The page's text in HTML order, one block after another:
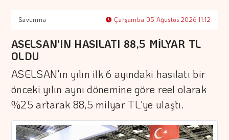
Savunma Çarşamba 05 Ağustos 2026 11:12
ASELSAN'IN HASILATI 88,5 MİLYAR TL
OLDU
ASELSAN'ın yılın ilk 6 ayındaki hasılatı bir
önceki yılın aynı dönemine göre reel olarak
%25 artarak 88,5 milyar TL'ye ulaştı.